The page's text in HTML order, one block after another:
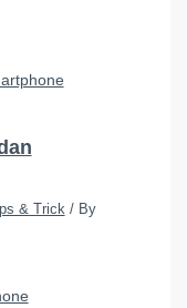
& Trick / By